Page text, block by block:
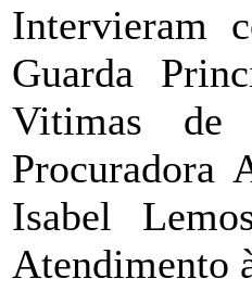
Intervieram
Guarda
Vitimas de
Procuradora
Isabel
Atendimento